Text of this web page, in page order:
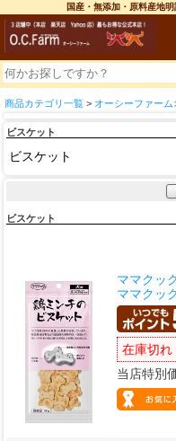
国産・無添加・原料産地
商品カテゴリ一覧 > オーシーファー
ビスケット
ビスケット
ビスケット
ママクッ
ママクッ
在庫切れ
当店特別